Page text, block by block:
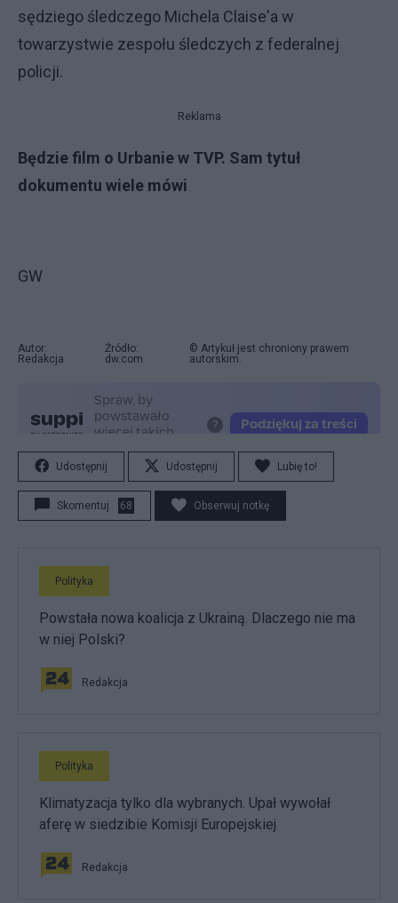
sędziego śledczego Michela Claise'a w
towarzystwie zespołu śledczych z federalnej
policji.
Reklama
Będzie film o Urbanie w TVP. Sam tytuł
dokumentu wiele mówi
GW
Autor:
Redakcja
Źródło:
dw.com
© Artykuł jest chroniony prawem
autorskim.
Udostępnij Udostępnij Lubię to!
Skomentuj 68 Obserwuj notkę
Polityka
Powstała nowa koalicja z Ukrainą. Dlaczego nie ma
w niej Polski?
Redakcja
Polityka
Klimatyzacja tylko dla wybranych. Upał wywołał
aferę w siedzibie Komisji Europejskiej
Redakcja